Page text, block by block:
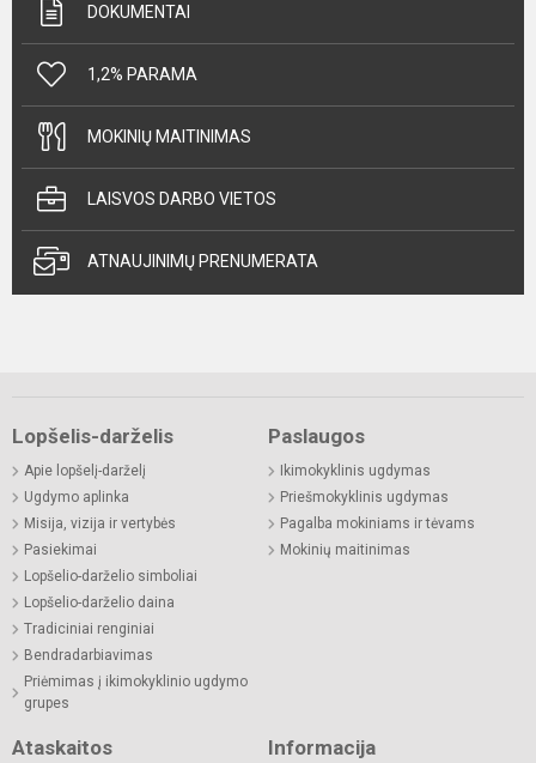
DOKUMENTAI
1,2% PARAMA
MOKINIŲ MAITINIMAS
LAISVOS DARBO VIETOS
ATNAUJINIMŲ PRENUMERATA
Lopšelis-darželis
Apie lopšelį-darželį
Ugdymo aplinka
Misija, vizija ir vertybės
Pasiekimai
Lopšelio-darželio simboliai
Lopšelio-darželio daina
Tradiciniai renginiai
Bendradarbiavimas
Priėmimas į ikimokyklinio ugdymo
grupes
Paslaugos
Ikimokyklinis ugdymas
Priešmokyklinis ugdymas
Pagalba mokiniams ir tėvams
Mokinių maitinimas
Ataskaitos Informacija